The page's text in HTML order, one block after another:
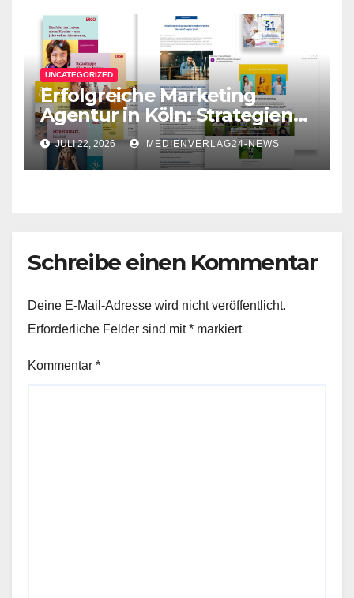
UNCATEGORIZED
Erfolgreiche Marketing
Agentur in Köln: Strategien
für Ihr Unternehmen
JULI 22, 2026 MEDIENVERLAG24-NEWS
Schreibe einen Kommentar
Deine E-Mail-Adresse wird nicht veröffentlicht.
Erforderliche Felder sind mit* markiert
Kommentar *